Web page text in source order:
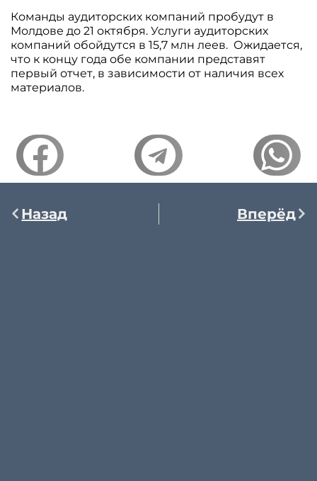
Команды аудиторских компаний пробудут в
Молдове до 21 октября. Услуги аудиторских
компаний обойдутся в 15,7 млн леев. Ожидается,
что к концу года обе компании представят
первый отчет, в зависимости от наличия всех
материалов.
Назад Вперёд